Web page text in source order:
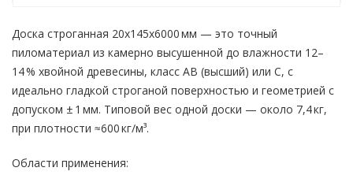
Доска строганная 20x145x6000 мм — это точный
пиломатериал из камерно высушенной до влажности 12–
14 % хвойной древесины, класс АВ (высший) или С, с
идеально гладкой строганой поверхностью и геометрией с
допуском ± 1 мм. Типовой вес одной доски — около 7,4 кг,
при плотности ≈600 кг/м³.
Области применения: